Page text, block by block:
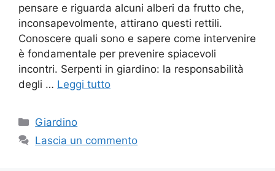
pensare e riguarda alcuni alberi da frutto che,
inconsapevolmente, attirano questi rettili.
Conoscere quali sono e sapere come intervenire
è fondamentale per prevenire spiacevoli
incontri. Serpenti in giardino: la responsabilità
degli … Leggi tutto
Categorie
Giardino
Lascia un commento